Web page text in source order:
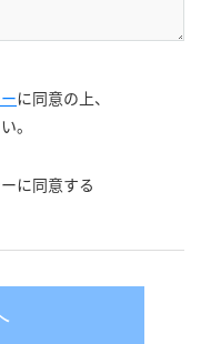
に同意の上、
。
に同意する